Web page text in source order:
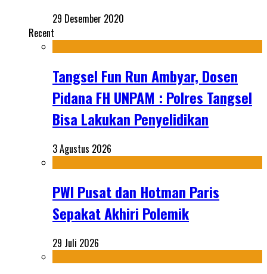
29 Desember 2020
Recent
Tangsel Fun Run Ambyar, Dosen
Pidana FH UNPAM : Polres Tangsel
Bisa Lakukan Penyelidikan
3 Agustus 2026
PWI Pusat dan Hotman Paris
Sepakat Akhiri Polemik
29 Juli 2026